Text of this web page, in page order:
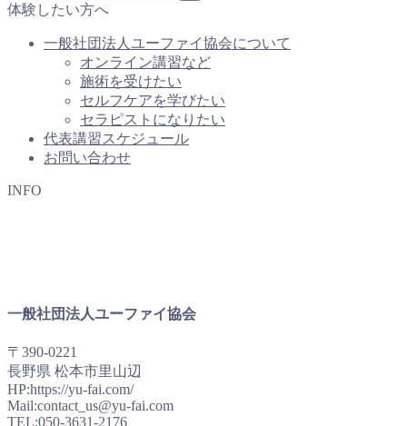
体験したい方へ
一般社団法人ユーファイ協会について
オンライン講習など
施術を受けたい
セルフケアを学びたい
セラピストになりたい
代表講習スケジュール
お問い合わせ
INFO
一般社団法人ユーファイ協会
〒390-0221
長野県 松本市里山辺
HP:https://yu-fai.com/
Mail:contact_us@yu-fai.com
TEL:050-3631-2176